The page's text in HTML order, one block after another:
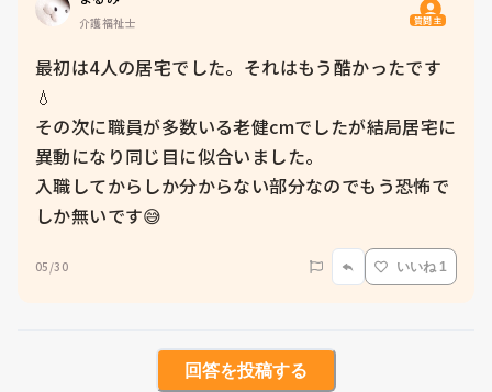
介護福祉士 質問主
最初は4人の居宅でした。それはもう酷かったです
💧
その次に職員が多数いる老健cmでしたが結局居宅に
異動になり同じ目に似合いました。
入職してからしか分からない部分なのでもう恐怖で
しか無いです😅
05/30 いいね 1
回答を投稿する